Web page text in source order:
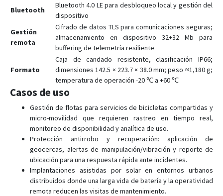
VL808
Wetrack Lite
WeTrack140
WeTrack2
X3
Bluetooth
Bluetooth 4.0 LE para desbloqueo local y gestión del
dispositivo
Gestión
remota
Cifrado de datos TLS para comunicaciones seguras;
almacenamiento en dispositivo 32+32 Mb para
buffering de telemetría resiliente
Formato
Caja de candado resistente, clasificación IP66;
dimensiones 142.5 × 223.7 × 38.0 mm; peso ≈1,180 g;
temperatura de operación -20 ℃ a +60 ℃
Casos de uso
Gestión de flotas para servicios de bicicletas compartidas y
micro-movilidad que requieren rastreo en tiempo real,
monitoreo de disponibilidad y analítica de uso.
Protección antirrobo y recuperación: aplicación de
geocercas, alertas de manipulación/vibración y reporte de
ubicación para una respuesta rápida ante incidentes.
Implantaciones asistidas por solar en entornos urbanos
distribuidos donde una larga vida de batería y la operatividad
remota reducen las visitas de mantenimiento.